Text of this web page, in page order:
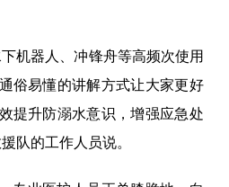
机器人、冲锋舟等高频次使用
俗易懂的讲解方式让大家更好
提升防溺水意识，增强应急处
队的工作人员说。